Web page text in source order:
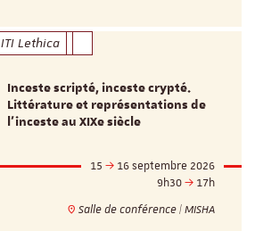
ITI Lethica
Inceste scripté, inceste crypté.
Littérature et représentations de
l’inceste au XIXe siècle
15
16 septembre 2026
9h30
17h
Salle de conférence | MISHA